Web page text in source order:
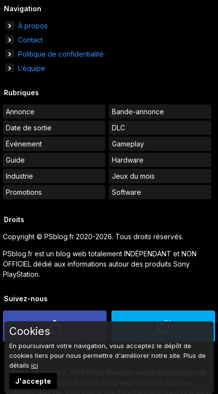
Navigation
À propos
Contact
Politique de confidentialité
L’équipe
Rubriques
Annonce
Bande-annonce
Date de sortie
DLC
Événement
Gameplay
Guide
Hardware
Industrie
Jeux du mois
Promotions
Software
Droits
Copyright © PSblog.fr 2020-2026. Tous droits réservés.
PSblog.fr est un blog web totalement INDÉPENDANT et NON
OFFICIEL dédié aux informations autour des produits Sony
PlayStation.
Suivez-nous
Sony, PlayStation, PS4 et les diverses autres appellations de
produits figurant sur ce blog web sont des marques
Cookies
En poursuivant votre navigation, vous acceptez le dépôt de
cookies tiers pour nous permettre d'améliorer notre site. Plus de
détails ici
J'accepte